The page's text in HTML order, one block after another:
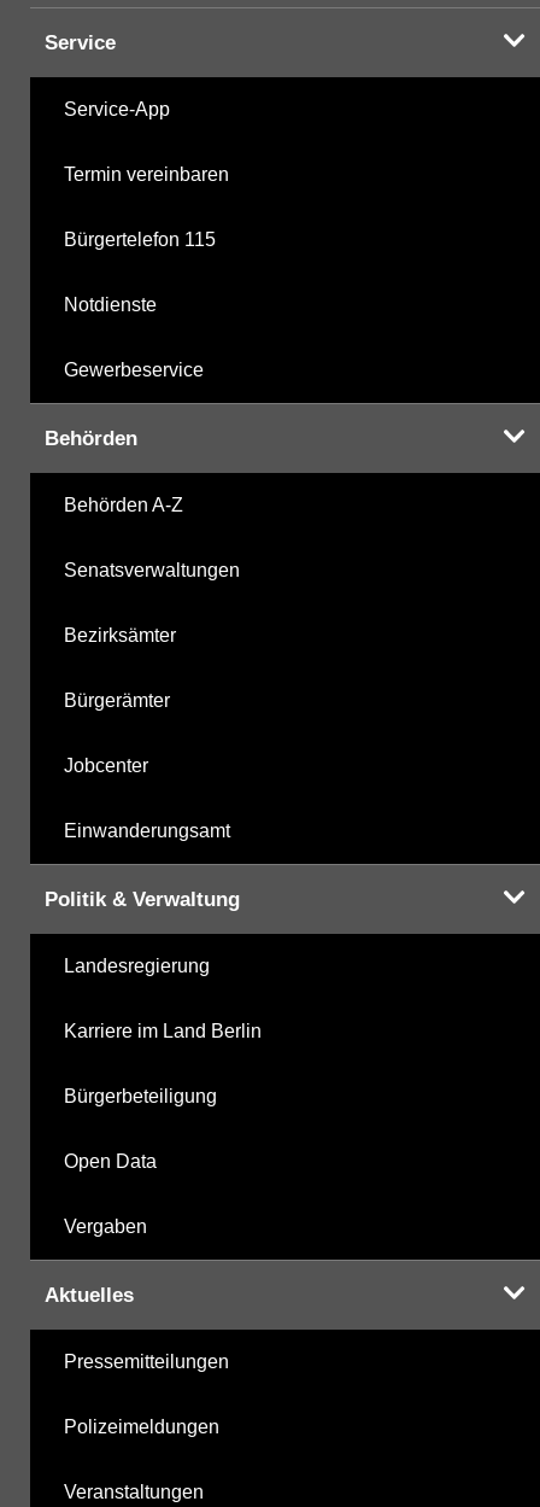
Service
Service-App
Termin vereinbaren
Bürgertelefon 115
Notdienste
Gewerbeservice
Behörden
Behörden A-Z
Senatsverwaltungen
Bezirksämter
Bürgerämter
Jobcenter
Einwanderungsamt
Politik & Verwaltung
Landesregierung
Karriere im Land Berlin
Bürgerbeteiligung
Open Data
Vergaben
Aktuelles
Pressemitteilungen
Polizeimeldungen
Veranstaltungen